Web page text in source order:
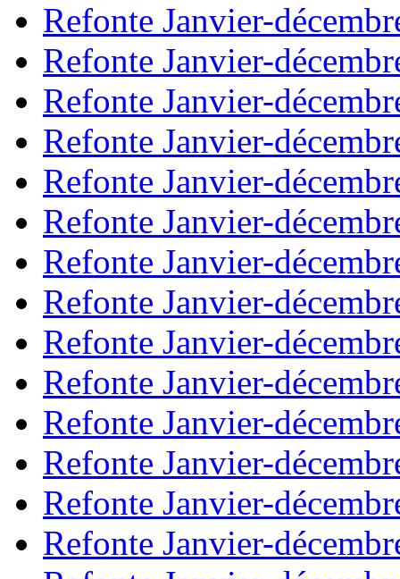
Refonte Janvier-
Refonte Janvier-
Refonte Janvier-
Refonte Janvier-
Refonte Janvier-
Refonte Janvier-
Refonte Janvier-
Refonte Janvier-
Refonte Janvier-
Refonte Janvier-
Refonte Janvier-
Refonte Janvier-
Refonte Janvier-
Refonte Janvier-